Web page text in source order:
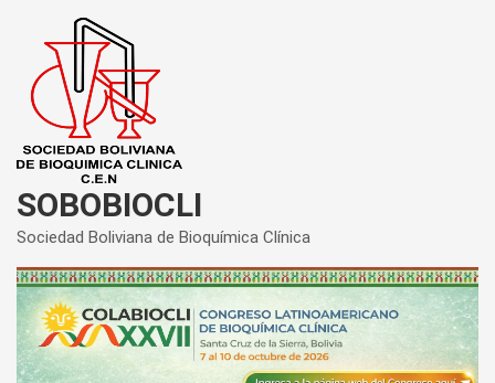
contenido
SOBOBIOCLI
Sociedad Boliviana de Bioquímica Clínica